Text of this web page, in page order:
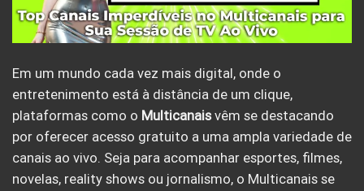
Em um mundo cada vez mais digital, onde o
entretenimento está à distância de um clique,
plataformas como o Multicanaisvêm se destacando
por oferecer acesso gratuito a uma ampla variedade de
canais ao vivo. Seja para acompanhar esportes, filmes,
novelas, reality shows ou jornalismo, o Multicanais se